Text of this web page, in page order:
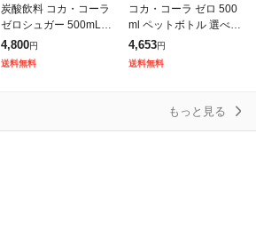
炭酸飲料 コカ・コーラ
ゼロシュガー 500mL×4
8本(24本×2ケース) 260
5jccc
4,800円
送料無料
コカ・コーラ ゼロ 500
ml ペットボトル 選べる
48本 (24本×2 まとめ買
い) よりどり 炭酸飲料
タンサン ラベルレ
4,653円
送料無料
もっと見る